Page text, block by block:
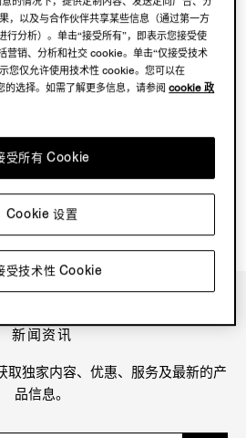
Vellus Aureum 体验
新闻资讯
取独家内容、优惠、服务及最新的产
品信息。
，以及与合作伙伴共享某些信息（通过第一方
分析）。单击“接受所有”，即表示您接受使
营销、分析和社交 cookie。单击“仅接受技术
您仅允许使用技术性 cookie。您可以在
的选择。如需了解更多信息，请参阅cookie 政
受技术性 Cookie
受所有 Cookie
Cookie 设置